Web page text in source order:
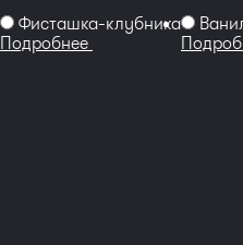
Фисташка-клубника
Подробнее